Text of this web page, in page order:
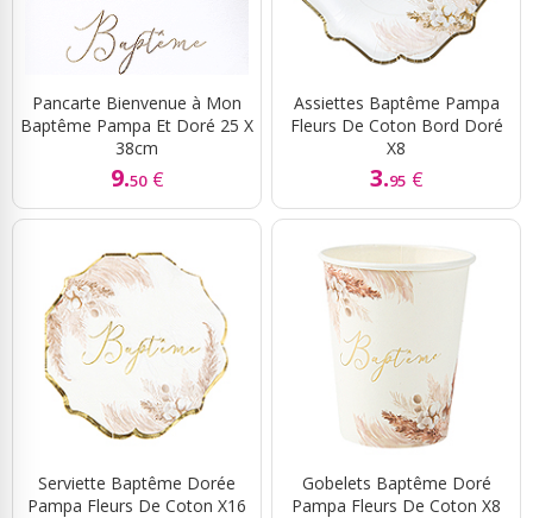
Pancarte Bienvenue à Mon
Baptême Pampa Et Doré 25 X
38cm
9.50 €
Assiettes Baptême Pampa
Fleurs De Coton Bord Doré
X8
3.95 €
Serviette Baptême Dorée
Pampa Fleurs De Coton X16
Gobelets Baptême Doré
Pampa Fleurs De Coton X8